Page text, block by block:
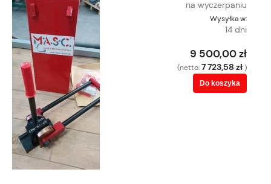
na wyczerpaniu
Wysyłka w:
14 dni
9 500,00 zł
(netto:7 723,58 zł )
Do koszyka